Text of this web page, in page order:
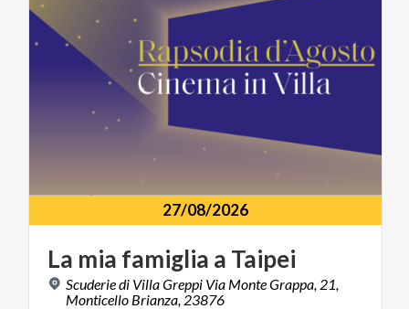
27/08/2026
La mia famiglia a Taipei
Scuderie di Villa Greppi Via Monte Grappa, 21,
Monticello Brianza, 23876